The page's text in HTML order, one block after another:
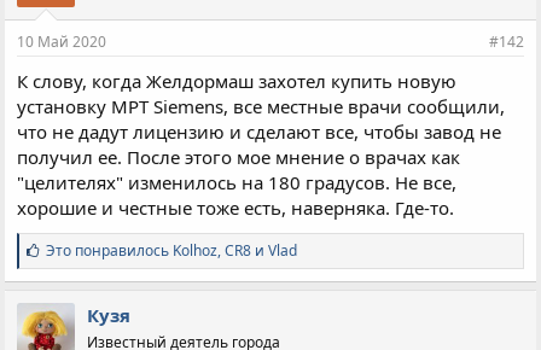
10 Май 2020 #142
К слову, когда Желдормаш захотел купить новую
установку МРТ Siemens, все местные врачи сообщили,
что не дадут лицензию и сделают все, чтобы завод не
получил ее. После этого мое мнение о врачах как
"целителях" изменилось на 180 градусов. Не все,
хорошие и честные тоже есть, наверняка. Где-то.
С
и
м
п
а
т
Это понравилось Kolhoz,CR8 иVlad
Кузя
Известный деятель города